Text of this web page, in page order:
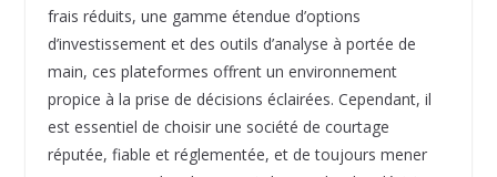
frais réduits, une gamme étendue d’options
d’investissement et des outils d’analyse à portée de
main, ces plateformes offrent un environnement
propice à la prise de décisions éclairées. Cependant, il
est essentiel de choisir une société de courtage
réputée, fiable et réglementée, et de toujours mener